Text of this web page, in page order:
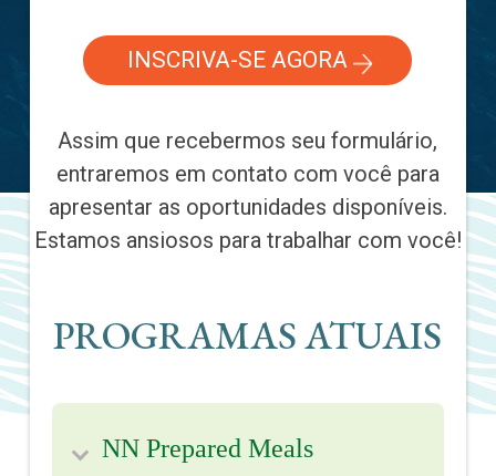
INSCRIVA-SE AGORA
Assim que recebermos seu formulário,
entraremos em contato com você para
apresentar as oportunidades disponíveis.
Estamos ansiosos para trabalhar com você!
PROGRAMAS ATUAIS
NN Prepared Meals